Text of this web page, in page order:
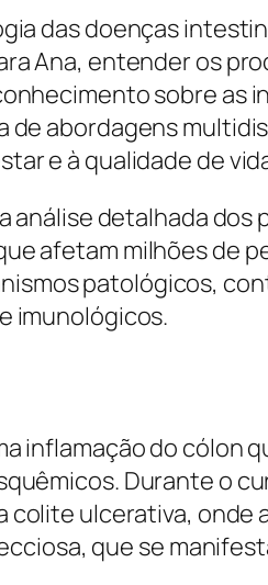
das doenças
Ana, entender os
sobre as
de abordagens
e à qualidade de
análise detalhada
afetam milhões de
patológicos,
imunológicos.
inflamação do cólon
Durante o
colite ulcerativa,
que se